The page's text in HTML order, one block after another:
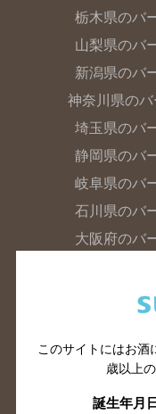
栃木県のバ
山梨県のバ
新潟県のバ
神奈川県のバ
埼玉県のバ
静岡県のバ
岐阜県のバ
石川県のバ
大阪府のバ
滋賀県のバ
山口県のバ
島根県のバ
香川県のバ
このサイトにはお酒
歳以上
誕生年月